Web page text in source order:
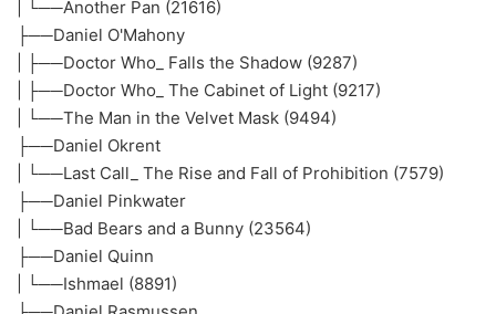
| └──Another Pan (21616)
├──Daniel O'Mahony
| ├──Doctor Who_ Falls the Shadow (9287)
| ├──Doctor Who_ The Cabinet of Light (9217)
| └──The Man in the Velvet Mask (9494)
├──Daniel Okrent
| └──Last Call_ The Rise and Fall of Prohibition (7579)
├──Daniel Pinkwater
| └──Bad Bears and a Bunny (23564)
├──Daniel Quinn
| └──Ishmael (8891)